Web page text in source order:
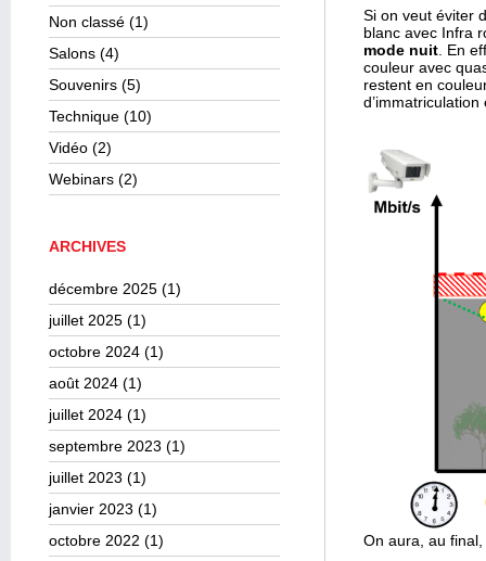
Non classé (1)
Salons (4)
Souvenirs (5)
Technique (10)
Vidéo (2)
Webinars (2)
ARCHIVES
décembre 2025 (1)
juillet 2025 (1)
octobre 2024 (1)
août 2024 (1)
juillet 2024 (1)
septembre 2023 (1)
juillet 2023 (1)
janvier 2023 (1)
octobre 2022 (1)
Si on veut éviter
blanc avec Infra
mode nuit . En
couleur avec
restent en
On aura, au